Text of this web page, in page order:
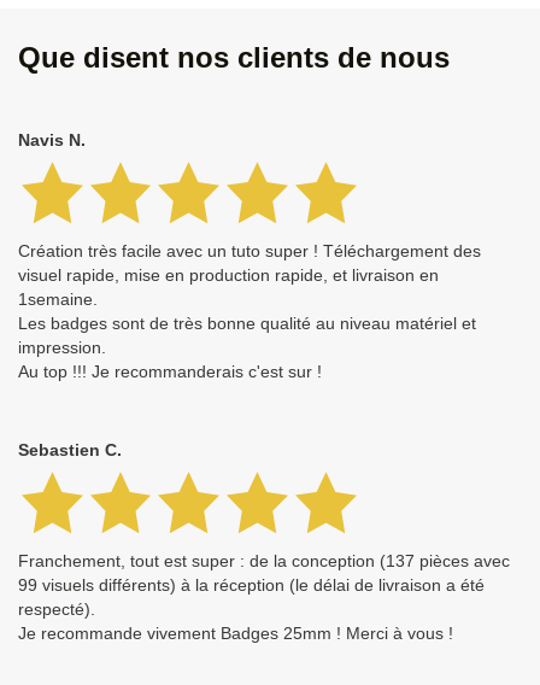
Que disent nos clients de nous
Navis N.
Création très facile avec un tuto super ! Téléchargement des
visuel rapide, mise en production rapide, et livraison en
1semaine.
Les badges sont de très bonne qualité au niveau matériel et
impression.
Au top !!! Je recommanderais c'est sur !
Sebastien C.
Franchement, tout est super : de la conception (137 pièces avec
99 visuels différents) à la réception (le délai de livraison a été
respecté).
Je recommande vivement Badges 25mm ! Merci à vous !